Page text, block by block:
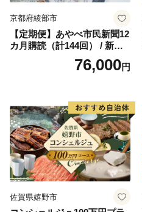
京都府綾部市
【定期便】あやべ市民新聞12
カ月購読（計144回） / 新聞
情報誌 定期購読 綾部市 / 株
式会社あやべ市民新聞社［B
76,000円
佐賀県嬉野市